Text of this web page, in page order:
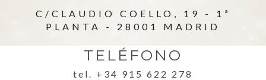
C/CLAUDIO COELLO, 19 - 1ª
PLANTA - 28001 MADRID
TELÉFONO
tel. +34 915 622 278